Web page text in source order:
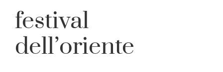
festival
dell’oriente